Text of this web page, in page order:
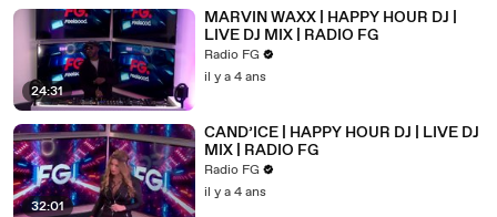
24:31
MARVIN WAXX | HAPPY HOUR DJ |
LIVE DJ MIX | RADIO FG
Radio FG
il y a 4 ans
32:01
CAND’ICE | HAPPY HOUR DJ | LIVE DJ
MIX | RADIO FG
Radio FG
il y a 4 ans